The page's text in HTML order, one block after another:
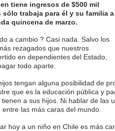
tiene ingresos de $500 mil
sólo trabaja para él y su familia a
quincena de marzo.
a cambio ? Casi nada. Salvo los
rezagados que nuestros
en dependientes del Estado,
todo aparte.
tengan alguna posibilidad de
que es la educación pública y
a sus hijos. Ni hablar de las
las más caras del mundo.
hoy a un niño en Chile es más